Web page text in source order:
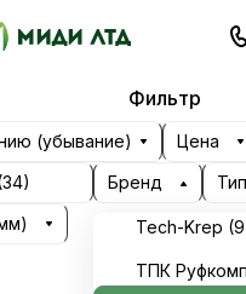
Фильтр
(убывание)
Цена
34) Бренд
Tech-Krep (9
ТПК
Тип